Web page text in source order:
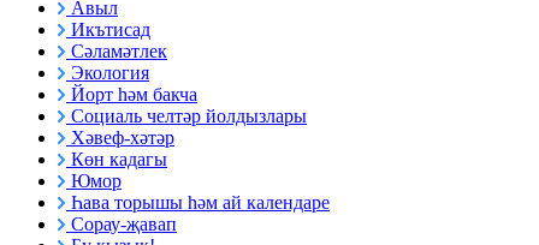
Авыл
Икътисад
Сәламәтлек
Экология
Йорт һәм бакча
Социаль челтәр йолдызлары
Хәвеф-хәтәр
Көн кадагы
Юмор
Һава торышы һәм ай календаре
Сорау-җавап